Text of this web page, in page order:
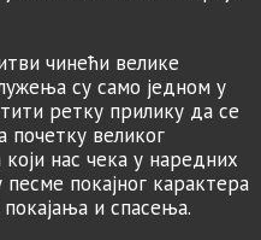
чинећи велике
су само једном у
ретку прилику да се
великог
нас чека у наредних
покајног карактера
покајања и спасења.